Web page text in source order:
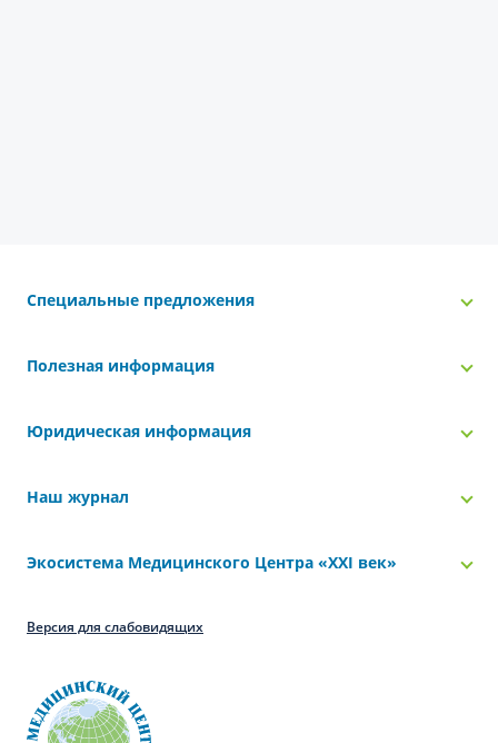
Специальные предложения
Полезная информация
Юридическая информация
Наш журнал
Экосистема Медицинского Центра «‎XXI век»
Версия для слабовидящих